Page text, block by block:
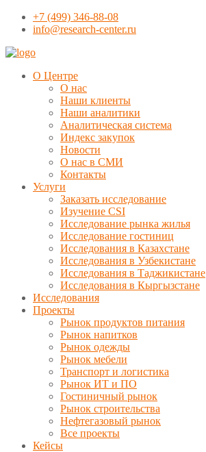
+7 (499) 346-88-08
info@research-center.ru
О Центре
О нас
Наши клиенты
Наши аналитики
Аналитическая система
Индекс закупок
Новости
О нас в СМИ
Контакты
Услуги
Заказать исследование
Изучение CSI
Исследование рынка жилья
Исследование гостиниц
Исследования в Казахстане
Исследования в Узбекистане
Исследования в Таджикистане
Исследования в Кыргызстане
Исследования
Проекты
Рынок продуктов питания
Рынок напитков
Рынок одежды
Рынок мебели
Транспорт и логистика
Рынок ИТ и ПО
Гостиничный рынок
Рынок строительства
Нефтегазовый рынок
Все проекты
Кейсы